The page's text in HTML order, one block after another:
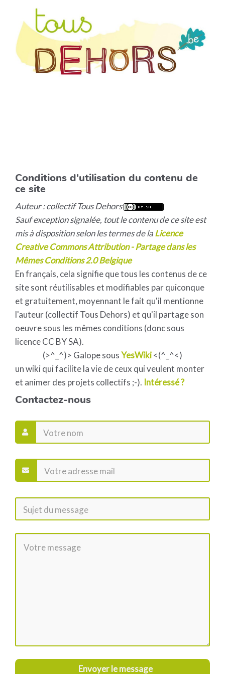
Conditions d'utilisation du contenu de
ce site
Auteur : collectif Tous Dehors
Sauf exception signalée, tout le contenu de ce site est
mis à disposition selon les termes de laLicence
Creative Commons Attribution - Partage dans les
Mêmes Conditions 2.0 Belgique
En français, cela signifie que tous les contenus de ce
site sont réutilisables et modifiables par quiconque
et gratuitement, moyennant le fait qu'il mentionne
l'auteur (collectif Tous Dehors) et qu'il partage son
oeuvre sous les mêmes conditions (donc sous
licence CC BY SA).
(>^_^)> Galope sousYesWiki<(^_^<)
un wiki qui facilite la vie de ceux qui veulent monter
et animer des projets collectifs ;-). Intéressé ?
Contactez-nous
Envoyer le message